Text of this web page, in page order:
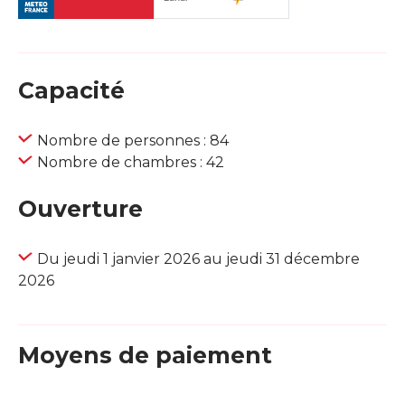
Capacité
Nombre de personnes : 84
Nombre de chambres : 42
Ouverture
Du jeudi 1 janvier 2026 au jeudi 31 décembre
2026
Moyens de paiement